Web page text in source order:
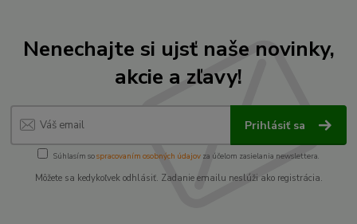
Nenechajte si ujsť naše novinky,
akcie a zľavy!
Prihlásiť sa
Súhlasím sospracovaním osobných údajov za účelom zasielania newslettera.
Môžete sa kedykoľvek odhlásiť. Zadanie emailu neslúži ako registrácia.